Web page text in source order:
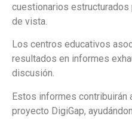
cuestionarios estructurados
de vista.
Los centros educativos
resultados en informes
discusión.
Estos informes
proyecto DigiGap,